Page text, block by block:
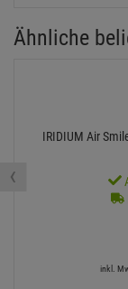
Ähnliche
IRIDIUM Air
inkl.
‹